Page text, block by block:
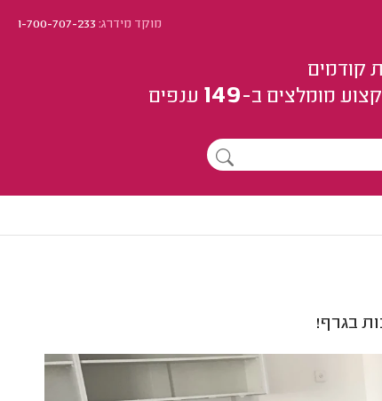
מוקד מידרג:1-700-707-233
קודמים
מומלצים ב-149 ענפים
בגרף!